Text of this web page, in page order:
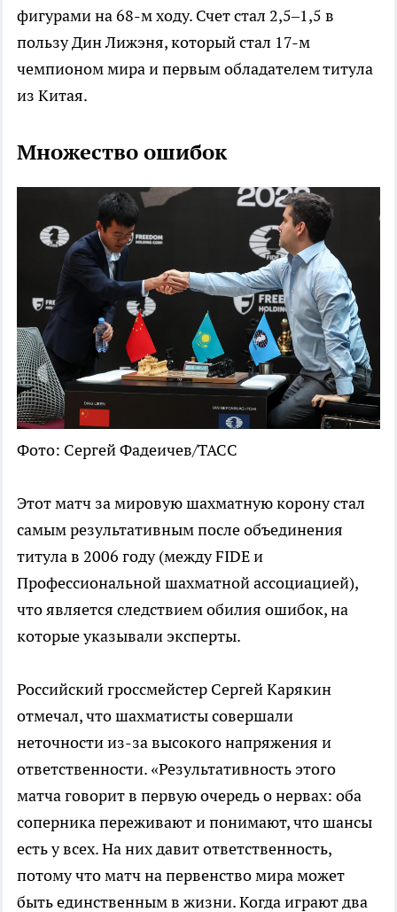
фигурами на 68-м ходу. Счет стал 2,5–1,5 в
пользу Дин Лижэня, который стал 17-м
чемпионом мира и первым обладателем титула
из Китая.
Множество ошибок
Фото: Сергей Фадеичев/ТАСС
Этот матч за мировую шахматную корону стал
самым результативным после объединения
титула в 2006 году (между FIDE и
Профессиональной шахматной ассоциацией),
что является следствием обилия ошибок, на
которые указывали эксперты.
Российский гроссмейстер Сергей Карякин
отмечал, что шахматисты совершали
неточности из-за высокого напряжения и
ответственности. «Результативность этого
матча говорит в первую очередь о нервах: оба
соперника переживают и понимают, что шансы
есть у всех. На них давит ответственность,
потому что матч на первенство мира может
быть единственным в жизни. Когда играют два